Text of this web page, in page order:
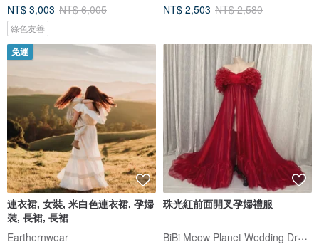
NT$ 3,003 NT$ 6,005
綠色友善
NT$ 2,503 NT$ 2,580
免運
連衣裙, 女裝, 米白色連衣裙, 孕婦
裝, 長裙, 長裙
Earthernwear
珠光紅前面開叉孕婦禮服
BiBi Meow Planet Wedding Dress